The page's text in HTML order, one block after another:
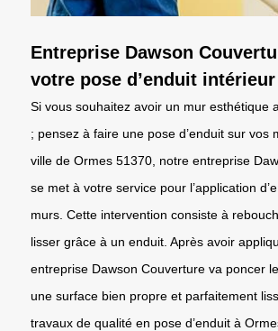
Entreprise Dawson
votre pose d’enduit intérieur
Si vous souhaitez avoir un mur esthétique
; pensez à faire une pose d’enduit sur vos
ville de Ormes 51370, notre entreprise
se met à votre service pour l’application
murs. Cette intervention consiste à
lisser grâce à un enduit. Après avoir
entreprise Dawson Couverture va poncer
une surface bien propre et parfaitement
travaux de qualité en pose d’enduit à